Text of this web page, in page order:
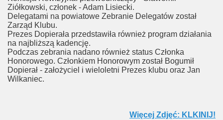
Ziółkowski, członek - Adam Lisiecki.
Delegatami na powiatowe Zebranie Delegatów został
Zarząd Klubu.
Prezes Dopierała przedstawiła również program działania
na najbliższą kadencję.
Podczas zebrania nadano również status Członka
Honorowego. Członkiem Honorowym został Bogumił
Dopierał - założyciel i wieloletni Prezes klubu oraz Jan
Wilkaniec.
Więcej Zdjęć: KLKINIJ!